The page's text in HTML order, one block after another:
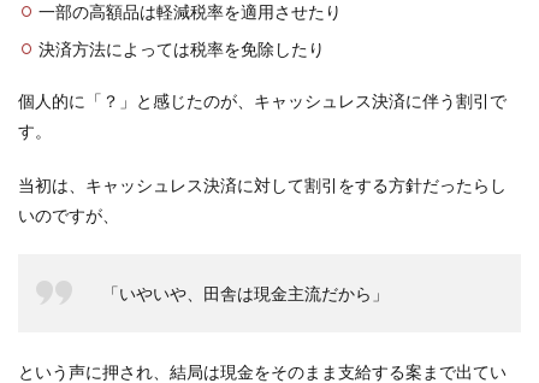
一部の高額品は軽減税率を適用させたり
決済方法によっては税率を免除したり
個人的に「？」と感じたのが、キャッシュレス決済に伴う割引で
す。
当初は、キャッシュレス決済に対して割引をする方針だったらし
いのですが、
「いやいや、田舎は現金主流だから」
という声に押され、結局は現金をそのまま支給する案まで出てい